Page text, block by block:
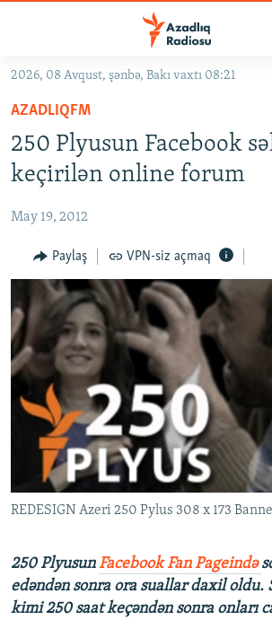
Əsas
qayıt
Əsas
naviqasiyaya
qayıt
#İZAHLA
KORRUPSIOMETR
#ƏSLINDƏ
FƏRQƏ BAX
QANUNI DOĞRU
ARAŞDIRMA
MULTIMEDIA
VIDEO
FOTOQALEREYA
İNFOQRAFIKA
KARIKATURA
RADIO ARXIV
OXU ZALI
AZƏRBAYCAN ƏDƏBIYYATI KITABXANASI
İSLAM VƏ DEMOKRATIYA
İZ - MƏDƏNIYYƏT PROQRAMI
HAQQIMIZDA
MISSIYAMIZ
PEŞƏ ETIKASI VƏ JURNALISTIKA
MATERIALLARIMIZDAN ISTIFADƏ
AZADLIQRADIOSU MOBIL TELEFONUNUZDA
XƏBƏR BÜLLETENLƏRIMIZ
BIZI IZLƏ
RFE/RL-in bütün saytları
2026, 08 Avqust, şənbə, Bakı vaxtı 08:21
AZADLIQFM
250 Plyusun Facebook
keçirilən online forum
May 19, 2012
Paylaş VPN-siz açmaq
REDESIGN Azeri 250 Pylus 308 x 173
250 Plyusun Facebook Fan Pageində
edəndən sonra ora suallar daxil oldu.
kimi 250 saat keçəndən sonra onları